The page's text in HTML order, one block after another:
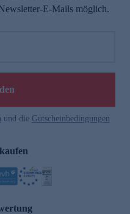
E-Mails möglich.
und die Gutscheinbedingungen